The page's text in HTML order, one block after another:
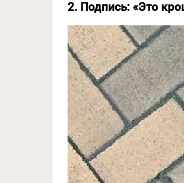
2. Подпись: «Это